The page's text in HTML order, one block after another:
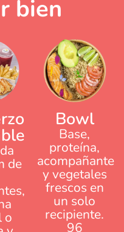
bien
de
o
Bowl
Base,
proteína,
acompañante
y vegetales
frescos en
un solo
recipiente.
96